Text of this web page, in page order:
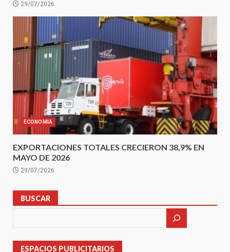
29/07/2026
ECONOMIA
EXPORTACIONES TOTALES CRECIERON 38,9% EN
MAYO DE 2026
29/07/2026
BUSCAR
ESPACIOS PUBLICITARIOS